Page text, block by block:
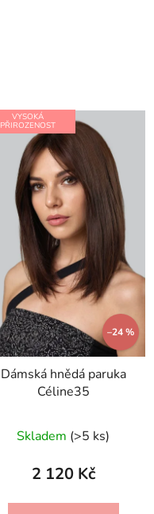
VYSOKÁ
PŘIROZENOST
–24 %
Dámská hnědá paruka
Céline35
Skladem (>5 ks)
2 120 Kč